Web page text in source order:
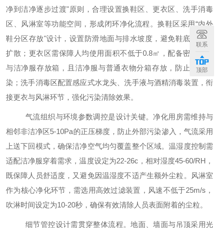
净到洁净逐步过渡"原则，合理设置换鞋区、更衣区、洗手消毒
区、风淋室等功能空间，形成闭环净化流程。换鞋区采用“内外
鞋分区存放"设计，设置防滑地面与排水坡度，避免鞋底污染物
扩散；更衣区需保障人均使用面积不低于0.8㎡，配备密闭衣
与洁净服存放箱 ，且洁净服与普通衣物分箱存放，防止交叉污
染；洗手消毒区配置感应式水龙头、洗手液与酒精消毒装置，衔
接更衣与风淋环节，强化污染清除效果。
气流组织与环境参数调控是设计关键。净化用房需维持与
相邻非洁净区5-10Pa的正压梯度，防止外部污染渗入，气流采用
上送下回模式，确保洁净空气均匀覆盖整个区域。温湿度控制需
适配洁净服穿着需求，温度设定为22-26c ，相对湿度45-60/RH，
既保障人员舒适度，又避免因温湿度不适产生额外尘粒。风淋室
作为核心净化环节，需选用高效过滤装置，风速不低于25m/s，
吹淋时间设定为10-20秒，确保有效清除人员表面附着的尘粒。
细节管控设计需贯穿整体流程。地面、墙面与吊顶采用光
联系
顶部